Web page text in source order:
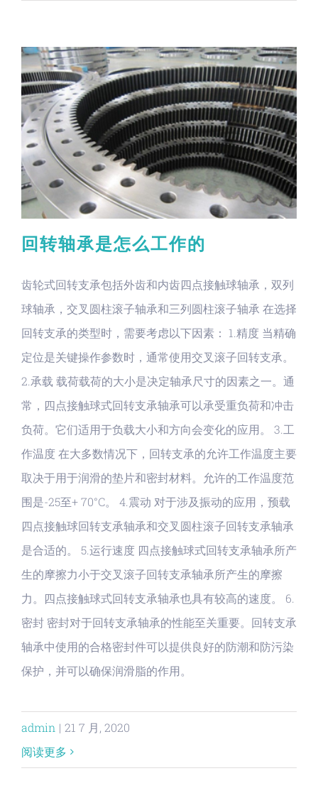
回转轴承是怎么工作的
齿轮式回转支承包括外齿和内齿四点接触球轴承，双列
球轴承，交叉圆柱滚子轴承和三列圆柱滚子轴承 在选择
回转支承的类型时，需要考虑以下因素： 1.精度 当精确
定位是关键操作参数时，通常使用交叉滚子回转支承。
2.承载 载荷载荷的大小是决定轴承尺寸的因素之一。通
常，四点接触球式回转支承轴承可以承受重负荷和冲击
负荷。它们适用于负载大小和方向会变化的应用。 3.工
作温度 在大多数情况下，回转支承的允许工作温度主要
取决于用于润滑的垫片和密封材料。允许的工作温度范
围是-25至+ 70°C。 4.震动 对于涉及振动的应用，预载
四点接触球回转支承轴承和交叉圆柱滚子回转支承轴承
是合适的。 5.运行速度 四点接触球式回转支承轴承所产
生的摩擦力小于交叉滚子回转支承轴承所产生的摩擦
力。四点接触球式回转支承轴承也具有较高的速度。 6.
密封 密封对于回转支承轴承的性能至关重要。回转支承
轴承中使用的合格密封件可以提供良好的防潮和防污染
保护，并可以确保润滑脂的作用。
admin | 21 7 月, 2020
阅读更多